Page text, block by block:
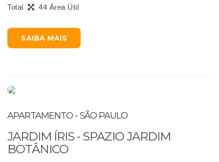
Total
44 Área Útil
SAIBA MAIS
APARTAMENTO - SÃO PAULO
JARDIM ÍRIS - SPAZIO JARDIM
BOTÂNICO